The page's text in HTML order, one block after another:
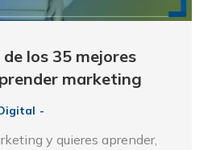
los 35 mejores
marketing
y quieres aprender,